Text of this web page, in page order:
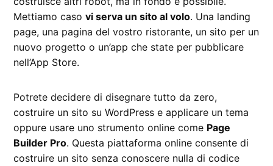
Mettiamo casovi serva un sito al volo. Una landing
page, una pagina del vostro ristorante, un sito per un
nuovo progetto o un’app che state per pubblicare
nell’App Store.
Potrete decidere di disegnare tutto da zero,
costruire un sito su WordPress e applicare un tema
oppure usare uno strumento online come Page
Builder Pro. Questa piattaforma online consente di
costruire un sito senza conoscere nulla di codice